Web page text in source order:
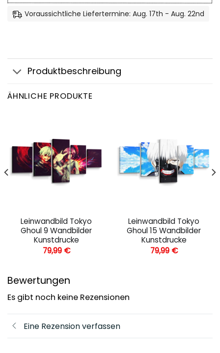
Voraussichtliche Liefertermine: Aug. 17th - Aug. 22nd
Produktbeschreibung
ÄHNLICHE PRODUKTE
Leinwandbild Tokyo
Ghoul 9 Wandbilder
Kunstdrucke
79,99 €
Leinwandbild Tokyo
Ghoul 15 Wandbilder
Kunstdrucke
79,99 €
Bewertungen
Es gibt noch keine Rezensionen
Eine Rezension verfassen